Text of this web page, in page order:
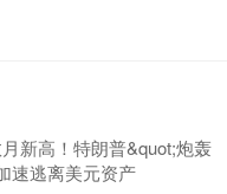
新高！特朗普&quot;炮轰
速逃离美元资产